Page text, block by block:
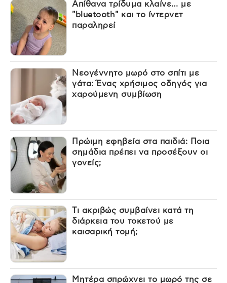
Απίθανα τρίδυμα κλαίνε… με
"bluetooth" και το ίντερνετ
παραληρεί
Νεογέννητο μωρό στο σπίτι με
γάτα: Ένας χρήσιμος οδηγός για
χαρούμενη συμβίωση
Πρώιμη εφηβεία στα παιδιά: Ποια
σημάδια πρέπει να προσέξουν οι
γονείς;
Τι ακριβώς συμβαίνει κατά τη
διάρκεια του τοκετού με
καισαρική τομή;
Μητέρα σπρώχνει το μωρό της σε